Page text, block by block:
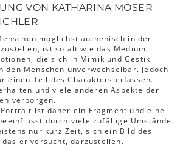
VON KATHARINA MOSER
möglichst authenisch in der
ist so alt wie das Medium
die sich in Mimik und Gestik
Menschen unverwechselbar. Jedoch
einen Teil des Charakters erfassen.
und viele anderen Aspekte der
verborgen.
ist daher ein Fragment und eine
durch viele zufällige Umstände.
nur kurz Zeit, sich ein Bild des
das er versucht, darzustellen.